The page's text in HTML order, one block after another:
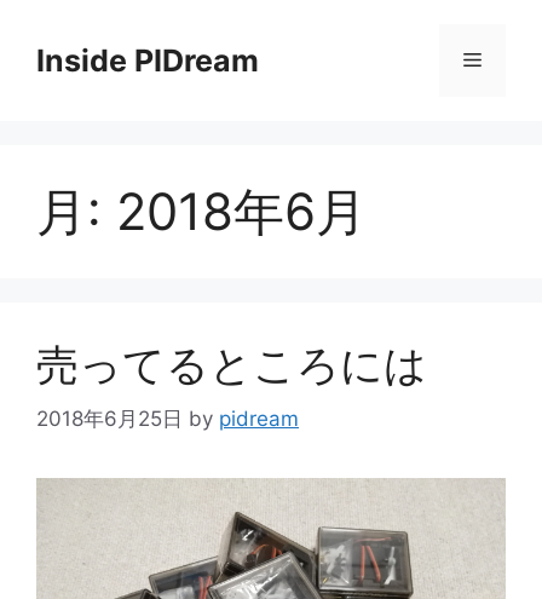
Inside PIDream メ
月: 2018年6月
売ってるところには
2018年6月25日 by pidream